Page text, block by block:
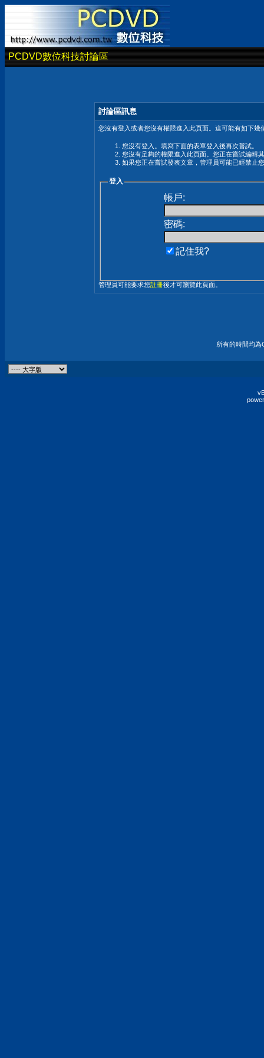
PCDVD數位科技討論區
討論區訊息
您沒有登入或者您沒有權限進入此頁面。這可能有如下幾
您沒有登入。填寫下面的表單登入後再次嘗試。
您沒有足夠的權限進入此頁面。您正在嘗試編輯
如果您正在嘗試發表文章，管理員可能已經禁止
登入
帳戶:
密碼:
記住我?
管理員可能要求您註冊後才可瀏覽此頁面。
所有的時間均為